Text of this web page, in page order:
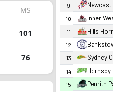
MS
101
76
9
10 Inner
11 Hills
12
13 Sydney
14 Hornsby
15 Penrith